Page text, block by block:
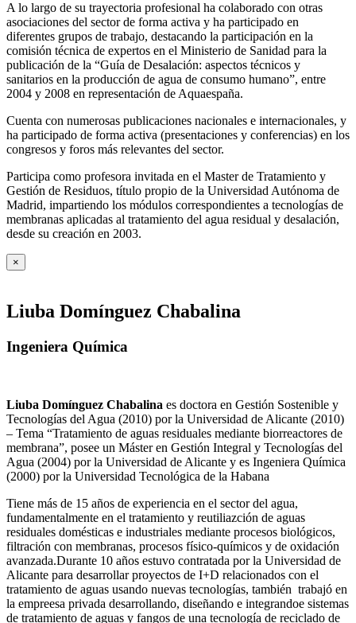
A lo largo de su trayectoria profesional ha colaborado con otras
asociaciones del sector de forma activa y ha participado en
diferentes grupos de trabajo, destacando la participación en la
comisión técnica de expertos en el Ministerio de Sanidad para la
publicación de la “Guía de Desalación: aspectos técnicos y
sanitarios en la producción de agua de consumo humano”, entre
2004 y 2008 en representación de Aquaespaña.
Cuenta con numerosas publicaciones nacionales e internacionales, y
ha participado de forma activa (presentaciones y conferencias) en los
congresos y foros más relevantes del sector.
Participa como profesora invitada en el Master de Tratamiento y
Gestión de Residuos, título propio de la Universidad Autónoma de
Madrid, impartiendo los módulos correspondientes a tecnologías de
membranas aplicadas al tratamiento del agua residual y desalación,
desde su creación en 2003.
×
Liuba Domínguez Chabalina
Ingeniera Química
Liuba Domínguez Chabalina es doctora en Gestión Sostenible y
Tecnologías del Agua (2010) por la Universidad de Alicante (2010)
– Tema “Tratamiento de aguas residuales mediante biorreactores de
membrana”, posee un Máster en Gestión Integral y Tecnologías del
Agua (2004) por la Universidad de Alicante y es Ingeniera Química
(2000) por la Universidad Tecnológica de la Habana
Tiene más de 15 años de experiencia en el sector del agua,
fundamentalmente en el tratamiento y reutiliazción de aguas
residuales domésticas e industriales mediante procesos biológicos,
filtración con membranas, procesos físico-químicos y de oxidación
avanzada.Durante 10 años estuvo contratada por la Universidad de
Alicante para desarrollar proyectos de I+D relacionados con el
tratamiento de aguas usando nuevas tecnologías, también trabajó en
la empreesa privada desarrollando, diseñando e integrandoe sistemas
de tratamiento de aguas y fangos de una tecnología de reciclado de